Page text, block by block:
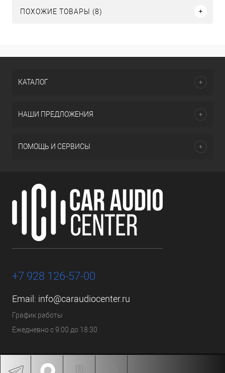
ПОХОЖИЕ ТОВАРЫ (8)
КАТАЛОГ
НАШИ ПРЕДЛОЖЕНИЯ
ПОМОЩЬ И СЕРВИСЫ
+7 928 126-57-00
Email: info@caraudiocenter.ru
График работы
Ежедневно с 9:00 до 18:30